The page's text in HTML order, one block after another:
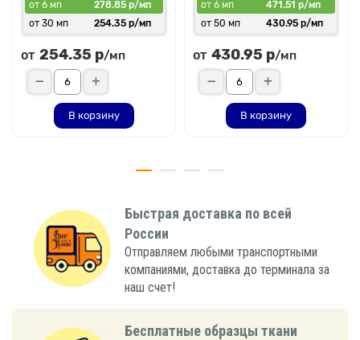
от 6 мп
278.85 р/мп
от 30 мп
254.35 р/мп
от 254.35 р/мп
В корзину
от 6 мп
471.51 р/мп
от 50 мп
430.95 р/мп
от 430.95 р/мп
В корзину
Быстрая доставка по всей
России
Отправляем любыми транспортными
компаниями, доставка до терминала за
наш счет!
Бесплатные образцы ткани